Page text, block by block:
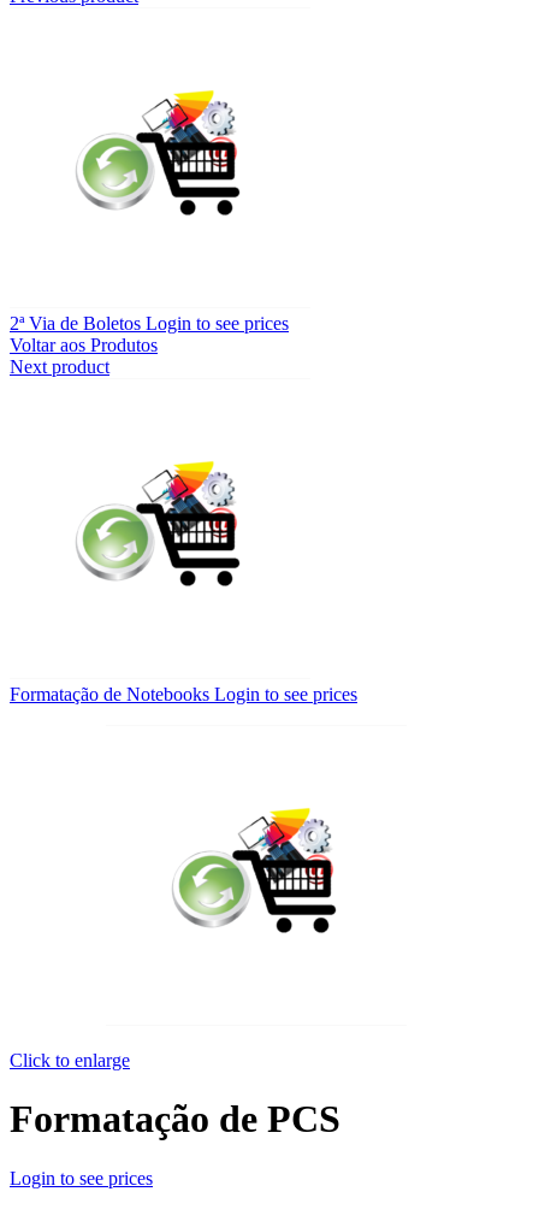
2ª Via de Boletos Login to see prices
Voltar aos Produtos
Next product
Formatação de Notebooks Login to see prices
Click to enlarge
Formatação de PCS
Login to see prices